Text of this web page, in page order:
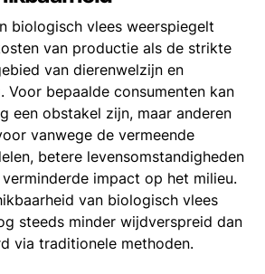
biologisch vlees weerspiegelt
van productie als de strikte
van dierenwelzijn en
Voor bepaalde consumenten kan
een obstakel zijn, maar anderen
vanwege de vermeende
betere levensomstandigheden
impact op het milieu.
van biologisch vlees
steeds minder wijdverspreid dan
via traditionele methoden.